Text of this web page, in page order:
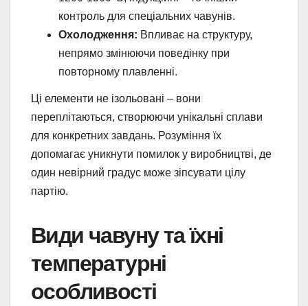
контроль для спеціальних чавунів.
Охолодження: Впливає на структуру,
непрямо змінюючи поведінку при
повторному плавленні.
Ці елементи не ізольовані – вони
переплітаються, створюючи унікальні сплави
для конкретних завдань. Розуміння їх
допомагає уникнути помилок у виробництві, де
один невірний градус може зіпсувати цілу
партію.
Види чавуну та їхні
температурні
особливості